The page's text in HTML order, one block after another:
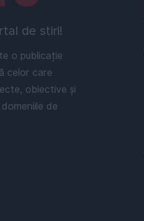
de stiri!
o publicație
celor care
obiective și
de